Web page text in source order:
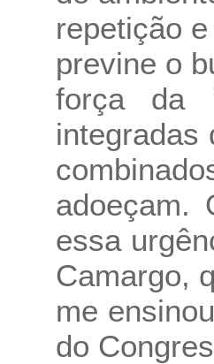
repetição
previne o
força da
integradas
adoeçam.
essa
Camargo,
me
do